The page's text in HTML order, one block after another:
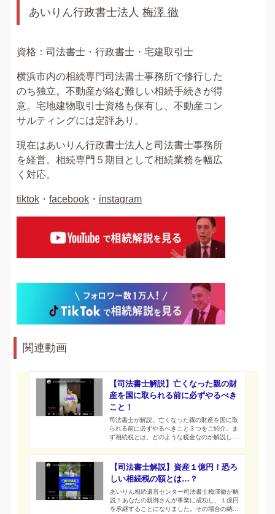
あいりん行政書士法人 梅澤 徹
資格：司法書士・行政書士・宅建取引士
横浜市内の相続専門司法書士事務所で修行した
のち独立。不動産が絡む難しい相続手続きが得
意。宅地建物取引士資格も保有し、不動産コン
サルティングには定評あり。
現在はあいりん行政書士法人と司法書士事務所
を経営。相続専門５期目として相続業務を幅広
く対応。
tiktok ・ facebook ・ instagram
関連動画
【司法書士解説】亡くなった親の財
産を国に取られる前に必ずやるべき
こと！
司法書士が解説。亡くなった親の財産を国に取
られる前に必ずやるべきこと３つをご紹介。ま
ず相続税とは、どのような税金なのか解説した
す。
【司法書士解説】資産１億円！恐ろ
しい相続税の額とは…？
あいりん相続遺言センター司法書士梅澤徹が解
説！あなたの親御さんが事業に成功し、１億円
を承継することになりました。その場合の納税